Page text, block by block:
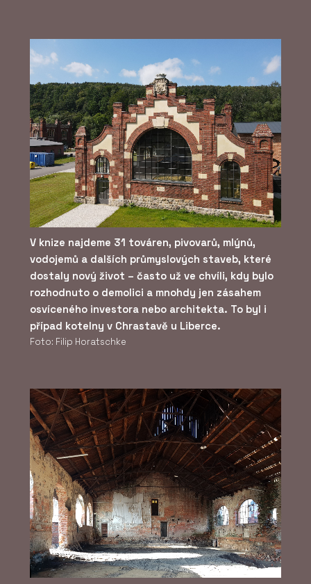
V knize najdeme 31 továren, pivovarů, mlýnů,
vodojemů a dalších průmyslových staveb, které
dostaly nový život – často už ve chvíli, kdy bylo
rozhodnuto o demolici a mnohdy jen zásahem
osvíceného investora nebo architekta. To byl i
případ kotelny v Chrastavě u Liberce.
Foto: Filip Horatschke